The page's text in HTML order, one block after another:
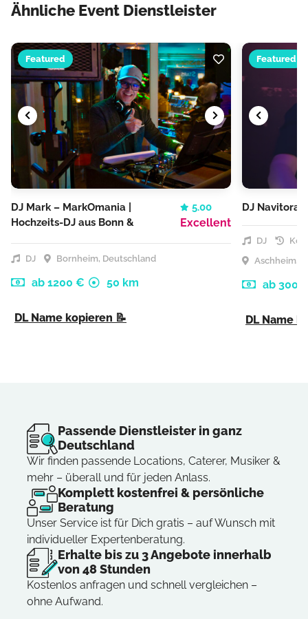
Ähnliche Event Dienstleister
Featured
DJ Mark – MarkOmania |
Hochzeits-DJ aus Bonn &
5.00
Excellent
DJ Bornheim, Deutschland
ab 1200 € 50 km
DL Name kopieren 📝
Featured
DJ Navitora
DJ
Aschheim,
ab 300
DL Name
Passende Dienstleister in ganz
Deutschland
Wir finden passende Locations, Caterer, Musiker &
mehr – überall und für jeden Anlass.
Komplett kostenfrei & persönliche
Beratung
Unser Service ist für Dich gratis – auf Wunsch mit
individueller Expertenberatung.
Erhalte bis zu 3 Angebote innerhalb
von 48 Stunden
Kostenlos anfragen und schnell vergleichen –
ohne Aufwand.